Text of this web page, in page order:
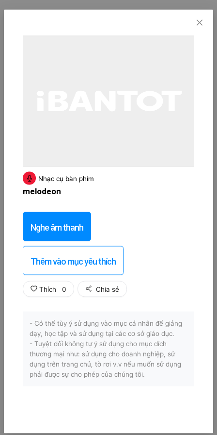
Nhạc cụ bàn phím
melodeon
Nghe âm thanh
Thêm vào mục yêu thích
Thích 0 Chia sẻ
- Có thể tùy ý sử dụng vào mục cá nhân để giảng
dạy, học tập và sử dụng tại các cơ sở giáo dục.
- Tuyệt đối không tự ý sử dụng cho mục đích
thương mại như: sử dụng cho doanh nghiệp, sử
dụng trên trang chủ, tờ rơi v.v nếu muốn sử dụng
phải được sự cho phép của chúng tôi.